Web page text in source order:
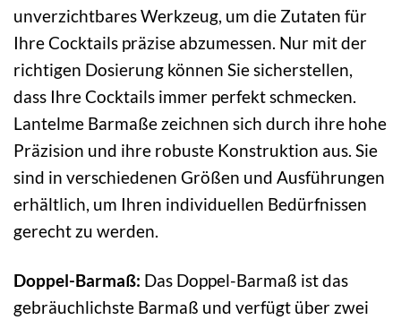
unverzichtbares Werkzeug, um die Zutaten für
Ihre Cocktails präzise abzumessen. Nur mit der
richtigen Dosierung können Sie sicherstellen,
dass Ihre Cocktails immer perfekt schmecken.
Lantelme Barmaße zeichnen sich durch ihre hohe
Präzision und ihre robuste Konstruktion aus. Sie
sind in verschiedenen Größen und Ausführungen
erhältlich, um Ihren individuellen Bedürfnissen
gerecht zu werden.
Doppel-Barmaß: Das Doppel-Barmaß ist das
gebräuchlichste Barmaß und verfügt über zwei